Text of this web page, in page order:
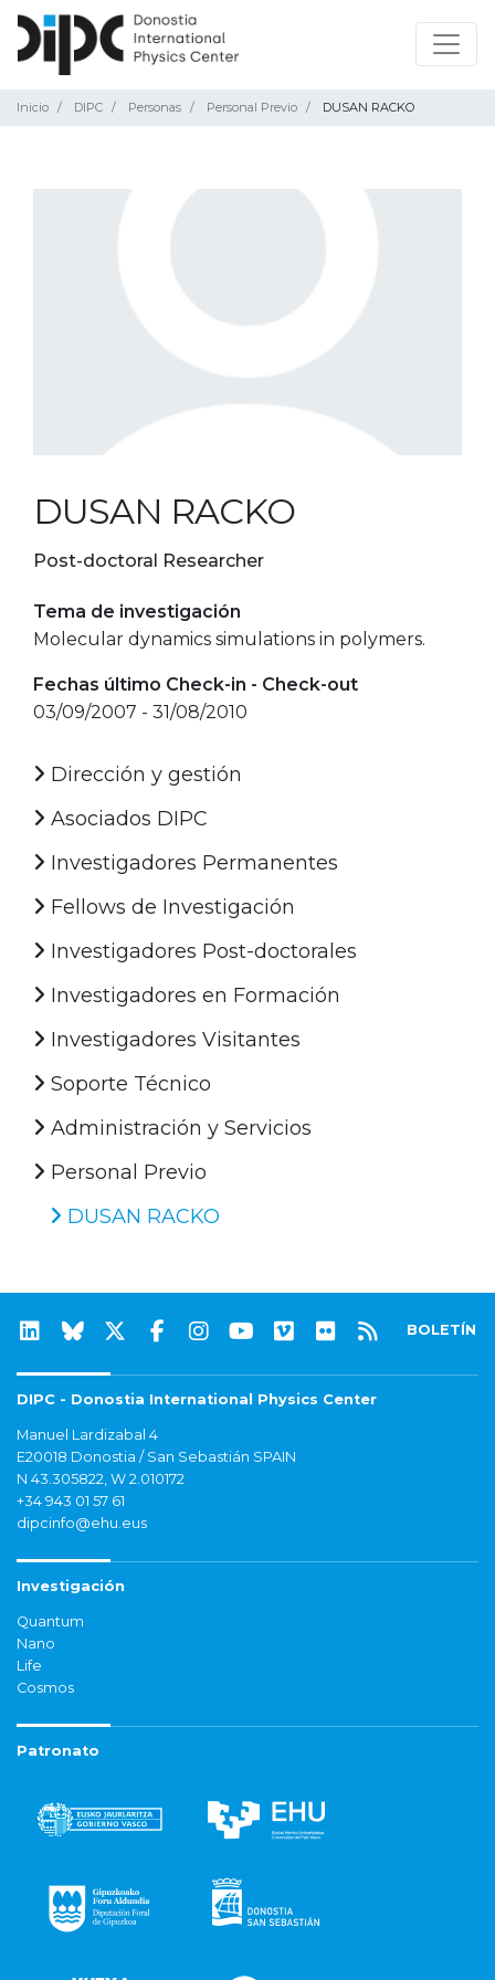
Inicio DIPC Personas Personal Previo DUSAN RACKO
DUSAN RACKO
Post-doctoral Researcher
Tema de investigación
Molecular dynamics simulations in polymers.
Fechas último Check-in - Check-out
03/09/2007 - 31/08/2010
Dirección y gestión
Asociados DIPC
Investigadores Permanentes
Fellows de Investigación
Investigadores Post-doctorales
Investigadores en Formación
Investigadores Visitantes
Soporte Técnico
Administración y Servicios
Personal Previo
DUSAN RACKO
BOLETÍN
DIPC - Donostia International Physics Center
Manuel Lardizabal 4
E20018 Donostia / San Sebastián SPAIN
N 43.305822, W 2.010172
+34 943 01 57 61
dipcinfo@ehu.eus
Investigación
Quantum
Nano
Life
Cosmos
Patronato